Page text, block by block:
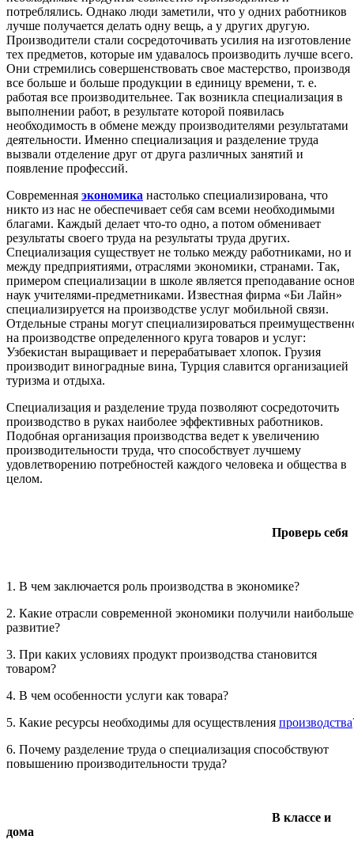
потреблялись. Однако люди заметили, что у одних работников
лучше получается делать одну вещь, а у других другую.
Производители стали сосредоточивать усилия на изготовление
тех предметов, которые им удавалось производить лучше всего.
Они стремились совершенствовать свое мастерство, производя
все больше и больше продукции в единицу времени, т. е.
работая все производительнее. Так возникла специализация в
выполнении работ, в результате которой появилась
необходимость в обмене между производителями результатами
деятельности. Именно специализация и разделение труда
вызвали отделение друг от друга различных занятий и
появление профессий.
Современная экономика настолько специализирована, что
никто из нас не обеспечивает себя сам всеми необходимыми
благами. Каждый делает что-то одно, а потом обменивает
результаты своего труда на результаты труда других.
Специализация существует не только между работниками, но и
между предприятиями, отраслями экономики, странами. Так,
примером специализации в школе является преподавание
наук учителями-предметниками. Известная фирма «Би Лайн»
специализируется на производстве услуг мобильной связи.
Отдельные страны могут специализироваться
на производстве определенного круга товаров и услуг:
Узбекистан выращивает и перерабатывает хлопок. Грузия
производит виноградные вина, Турция славится организацией
туризма и отдыха.
Специализация и разделение труда позволяют сосредоточить
производство в руках наиболее эффективных работников.
Подобная организация производства ведет к увеличению
производительности труда, что способствует лучшему
удовлетворению потребностей каждого человека и общества в
целом.
Проверь себя
1. В чем заключается роль производства в экономике?
2. Какие отрасли современной экономики получили
развитие?
3. При каких условиях продукт производства становится
товаром?
4. В чем особенности услуги как товара?
5. Какие ресурсы необходимы для осуществления производства
6. Почему разделение труда о специализация способствуют
повышению производительности труда?
В классе и
дома